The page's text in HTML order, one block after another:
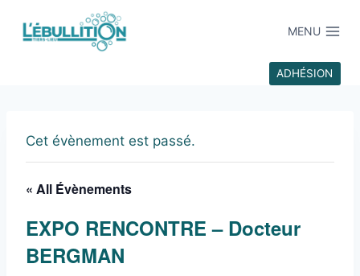
MENU
ADHÉSION
Cet évènement est passé.
« All Évènements
EXPO RENCONTRE – Docteur
BERGMAN